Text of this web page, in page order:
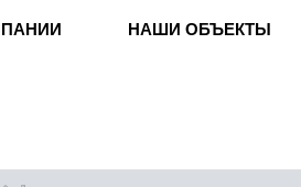
НАШИ ОБЪЕКТЫ